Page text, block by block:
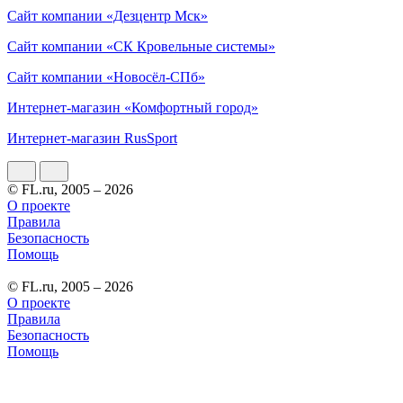
Сайт компании «Дезцентр Мск»
Сайт компании «СК Кровельные системы»
Сайт компании «Новосёл-СПб»
Интернет-магазин «Комфортный город»
Интернет-магазин RusSport
© FL.ru, 2005 – 2026
О проекте
Правила
Безопасность
Помощь
© FL.ru, 2005 – 2026
О проекте
Правила
Безопасность
Помощь